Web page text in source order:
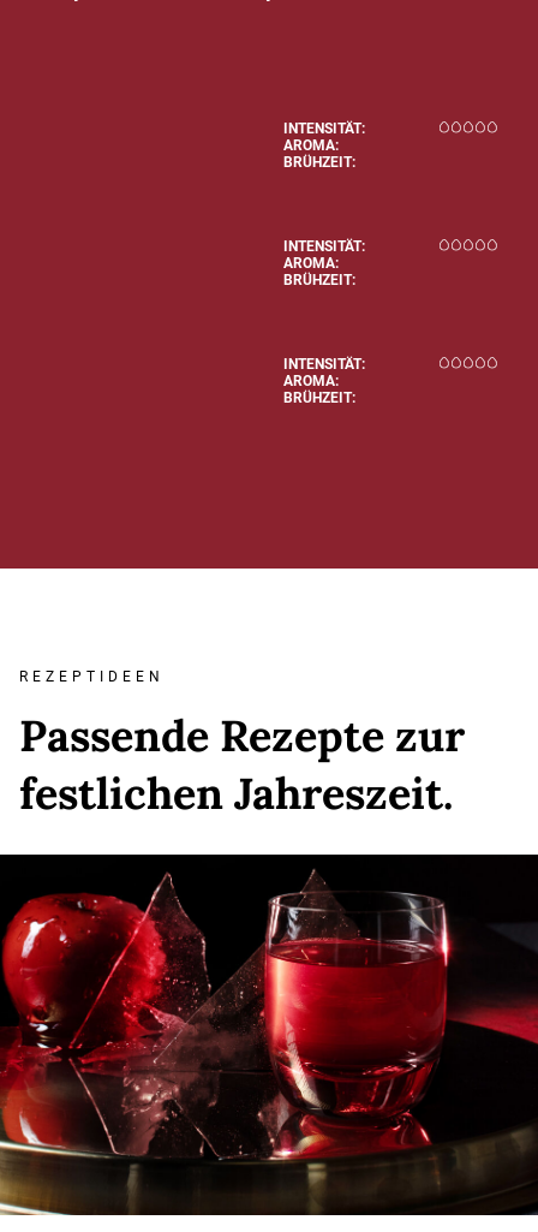
INTENSITÄT:
AROMA:
BRÜHZEIT:
INTENSITÄT:
AROMA:
BRÜHZEIT:
INTENSITÄT:
AROMA:
BRÜHZEIT:
REZEPTIDEEN
Passende Rezepte zur
festlichen Jahreszeit.
REZEPTIDEEN
Passende Rezepte zur
festlichen Jahreszeit.